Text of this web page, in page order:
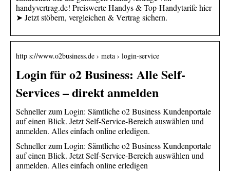
handyvertrag.de! Preiswerte Handys & Top-Handytarife hier
➤ Jetzt stöbern, vergleichen & Vertrag sichern.
http s://www.o2business.de › meta › login-service
Login für o2 Business: Alle Self-
Services – direkt anmelden
Schneller zum Login: Sämtliche o2 Business Kundenportale
auf einen Blick. Jetzt Self-Service-Bereich auswählen und
anmelden. Alles einfach online erledigen.
Schneller zum Login: Sämtliche o2 Business Kundenportale
auf einen Blick. Jetzt Self-Service-Bereich auswählen und
anmelden. Alles einfach online erledigen